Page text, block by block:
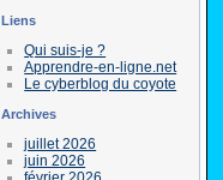
Liens
Qui suis-je ?
Apprendre-en-ligne.net
Le cyberblog du coyote
Archives
juillet 2026
juin 2026